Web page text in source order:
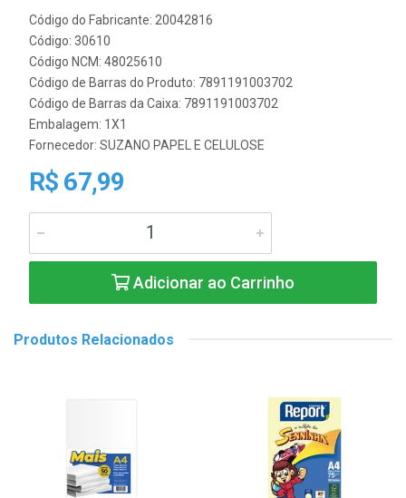
Código do Fabricante: 20042816
Código: 30610
Código NCM: 48025610
Código de Barras do Produto: 7891191003702
Código de Barras da Caixa: 7891191003702
Embalagem: 1X1
Fornecedor: SUZANO PAPEL E CELULOSE
R$ 67,99
Adicionar ao Carrinho
Produtos Relacionados